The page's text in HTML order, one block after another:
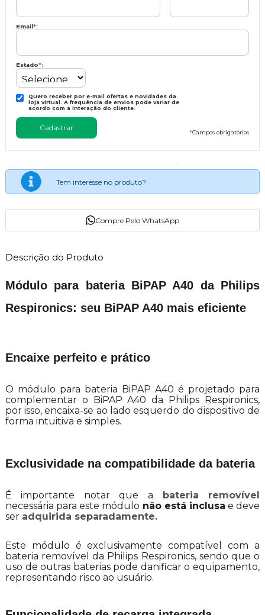
Email*:
Estado*:
Quero receber por e-mail ofertas e novidades da
loja virtual. A frequência de envios pode variar de
acordo com a interação do cliente.
*Campos obrigatórios
Tem interesse no produto?
Compre Pelo WhatsApp
Descrição do Produto
Módulo para bateria BiPAP A40 da Philips
Respironics: seu BiPAP A40 mais eficiente
Encaixe perfeito e prático
O módulo para bateria BiPAP A40 é projetado para
complementar o BiPAP A40 da Philips Respironics,
por isso, encaixa-se ao lado esquerdo do dispositivo de
forma intuitiva e simples.
Exclusividade na compatibilidade da bateria
É importante notar que a
bateria removível
necessária para este módulo não está inclusa e deve
ser adquirida separadamente.
Este módulo é exclusivamente compatível com a
bateria removível da Philips Respironics, sendo que o
uso de outras baterias pode danificar o equipamento,
representando risco ao usuário.